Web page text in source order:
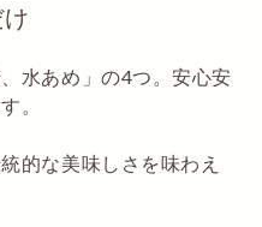
水あめ」の4つ。安心安
。
的な美味しさを味わえ